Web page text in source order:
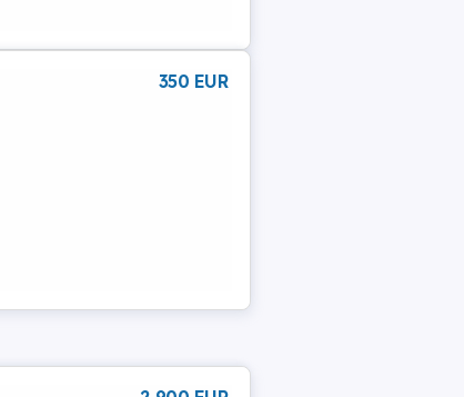
350 EUR